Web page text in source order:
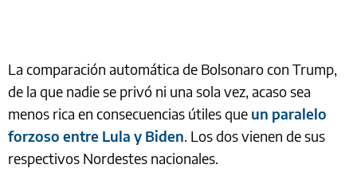
La comparación automática de Bolsonaro con Trump,
de la que nadie se privó ni una sola vez, acaso sea
menos rica en consecuencias útiles que un paralelo
forzoso entre Lula y Biden. Los dos vienen de sus
respectivos Nordestes nacionales.